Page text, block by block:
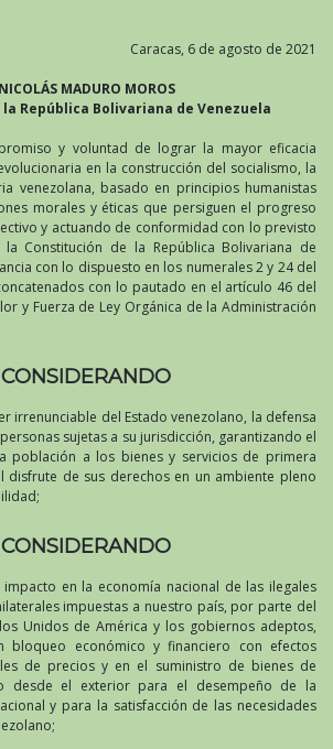
Caracas, 6 de agosto de 2021
NICOLÁS MADURO MOROS
República Bolivariana de Venezuela
y voluntad de lograr la mayor eficacia
en la construcción del socialismo, la
venezolana, basado en principios humanistas
morales y éticas que persiguen el progreso
y actuando de conformidad con lo previsto
Constitución de la República Bolivariana de
con lo dispuesto en los numerales 2 y 24 del
con lo pautado en el artículo 46 del
y Fuerza de Ley Orgánica de la Administración
CONSIDERANDO
irrenunciable del Estado venezolano, la defensa
sujetas a su jurisdicción, garantizando el
población a los bienes y servicios de primera
disfrute de sus derechos en un ambiente pleno
CONSIDERANDO
en la economía nacional de las ilegales
impuestas a nuestro país, por parte del
Unidos de América y los gobiernos adeptos,
bloqueo económico y financiero con efectos
de precios y en el suministro de bienes de
desde el exterior para el desempeño de la
y para la satisfacción de las necesidades